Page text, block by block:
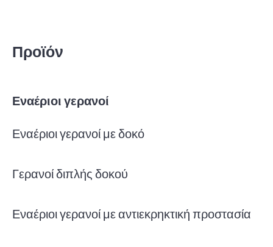
Προϊόν
Εναέριοι γερανοί
Εναέριοι γερανοί με δοκό
Γερανοί διπλής δοκού
Εναέριοι γερανοί με αντιεκρηκτική προστασία